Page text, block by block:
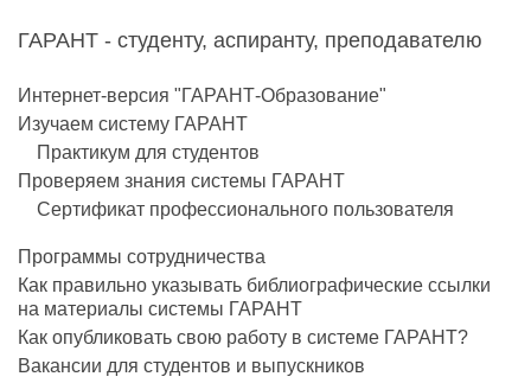
ГАРАНТ - студенту, аспиранту, преподавателю
Интернет-версия "ГАРАНТ-Образование"
Изучаем систему ГАРАНТ
Практикум для студентов
Проверяем знания системы ГАРАНТ
Сертификат профессионального пользователя
Программы сотрудничества
Как правильно указывать библиографические ссылки
на материалы системы ГАРАНТ
Как опубликовать свою работу в системе ГАРАНТ?
Вакансии для студентов и выпускников